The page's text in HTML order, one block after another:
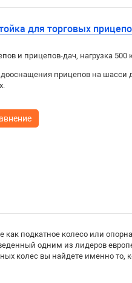
для торговых
и прицепов-дач, нагрузка 500
прицепов на шасси
подкатное колесо или
одним из лидеров
колес вы найдете именно то,